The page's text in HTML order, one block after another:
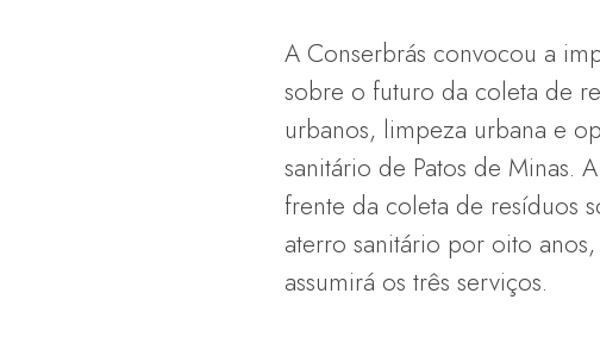
A Conserbrás convocou a
sobre o futuro da coleta de
urbanos, limpeza urbana e
sanitário de Patos de Minas.
frente da coleta de resíduos
aterro sanitário por oito
assumirá os três serviços.